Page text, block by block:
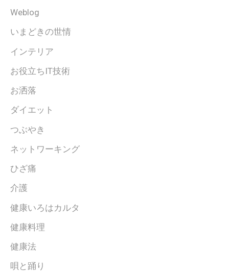
Weblog
いまどきの世情
インテリア
お役立ちIT技術
お洒落
ダイエット
つぶやき
ネットワーキング
ひざ痛
介護
健康いろはカルタ
健康料理
健康法
唄と踊り